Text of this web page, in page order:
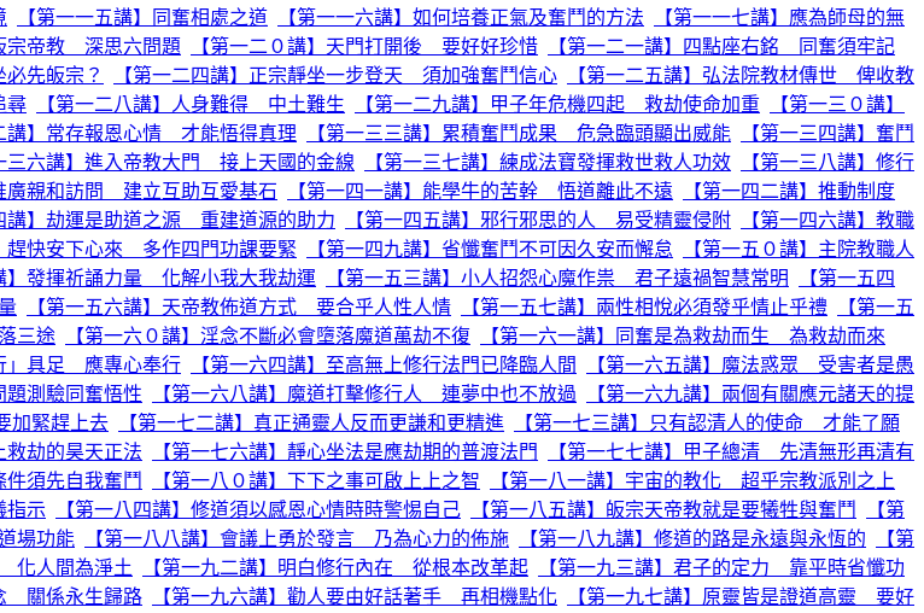
【第一一五講】同奮相處之道 【第一一六講】如何培養正氣及奮鬥的方法
【第一一七講】應為師母的無
宗帝教 深思六問題 【第一二０講】天門打開後 要好好珍惜
【第一二一講】四點座右銘 同奮須牢記
必先皈宗？ 【第一二四講】正宗靜坐一步登天 須加強奮鬥信心
【第一二五講】弘法院教材傳世 俾收教
尋 【第一二八講】人身難得 中土難生 【第一二九講】甲子年危機四起 救劫使命加重
【第一三０講】
講】常存報恩心情 才能悟得真理 【第一三三講】累積奮鬥成果 危急臨頭顯出威能
【第一三四講】奮鬥
三六講】進入帝教大門 接上天國的金線 【第一三七講】練成法寶發揮救世救人功效
【第一三八講】修行
廣親和訪問 建立互助互愛基石 【第一四一講】能學牛的苦幹 悟道離此不遠
【第一四二講】推動制度
講】劫運是助道之源 重建道源的助力 【第一四五講】邪行邪思的人 易受精靈侵附
【第一四六講】教職
趕快安下心來 多作四門功課要緊 【第一四九講】省懺奮鬥不可因久安而懈怠
【第一五０講】主院教職人
】發揮祈誦力量 化解小我大我劫運 【第一五三講】小人招怨心魔作祟 君子遠禍智慧常明
【第一五四
【第一五六講】天帝教佈道方式 要合乎人性人情 【第一五七講】兩性相悅必須發乎情止乎禮
【第一五
三途 【第一六０講】淫念不斷必會墮落魔道萬劫不復
【第一六一講】同奮是為救劫而生 為救劫而來
」具足 應專心奉行 【第一六四講】至高無上修行法門已降臨人間
【第一六五講】魔法惑眾 受害者是愚
題測驗同奮悟性 【第一六八講】魔道打擊修行人 連夢中也不放過
【第一六九講】兩個有關應元諸天的提
加緊趕上去 【第一七二講】真正通靈人反而更謙和更精進
【第一七三講】只有認清人的使命 才能了願
救劫的昊天正法 【第一七六講】靜心坐法是應劫期的普渡法門
【第一七七講】甲子總清 先清無形再清有
件須先自我奮鬥 【第一八０講】下下之事可啟上上之智
【第一八一講】宇宙的教化 超乎宗教派別之上
指示 【第一八四講】修道須以感恩心情時時警惕自己 【第一八五講】皈宗天帝教就是要犧牲與奮鬥
【第
場功能 【第一八八講】會議上勇於發言 乃為心力的佈施 【第一八九講】修道的路是永遠與永恆的
【第
化人間為淨土 【第一九二講】明白修行內在 從根本改革起
【第一九三講】君子的定力 靠平時省懺功
關係永生歸路 【第一九六講】勸人要由好話著手 再相機點化
【第一九七講】原靈皆是證道高靈 要好